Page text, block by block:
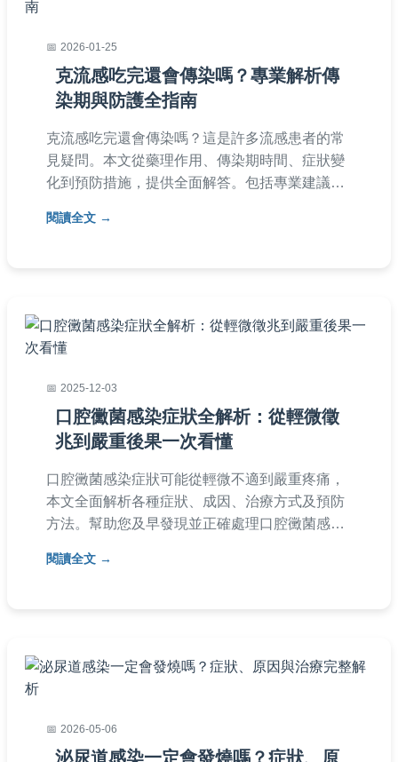
2026-01-25
克流感吃完還會傳染嗎？專業解析傳
染期與防護全指南
克流感吃完還會傳染嗎？這是許多流感患者的常
見疑問。本文從藥理作用、傳染期時間、症狀變
化到預防措施，提供全面解答。包括專業建議、
全回歸正常生活，避免傳染風險。適合正在服用
閱讀全文
2025-12-03
口腔黴菌感染症狀全解析：從輕微徵
兆到嚴重後果一次看懂
口腔黴菌感染症狀可能從輕微不適到嚴重疼痛，
本文全面解析各種症狀、成因、治療方式及預防
方法。幫助您及早發現並正確處理口腔黴菌感
格和個人經驗分享，適合所有關心口腔保健的讀
閱讀全文
2026-05-06
泌尿道感染一定會發燒嗎？症狀、原